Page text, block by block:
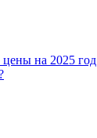
цены на 2025 год